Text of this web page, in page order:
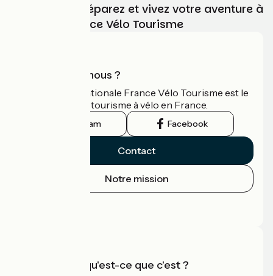
Choisissez, préparez et vivez votre aventure à
vélo avec France Vélo Tourisme
Qui sommes-nous ?
L'association nationale France Vélo Tourisme est le
guide officiel du tourisme à vélo en France.
Instagram Facebook
Contact
Notre mission
Accueil Vélo qu'est-ce que c'est ?